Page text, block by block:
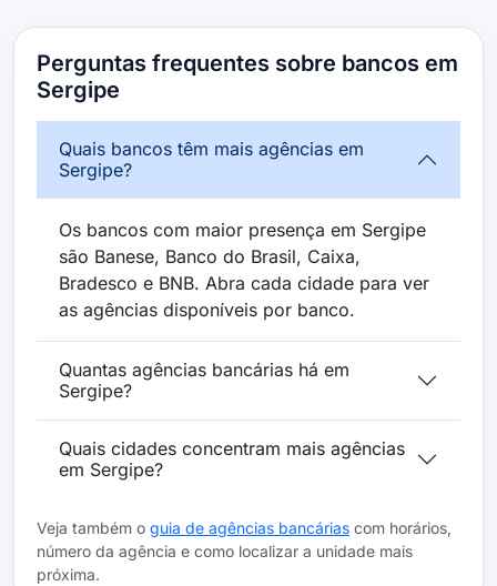
Perguntas frequentes sobre bancos em
Sergipe
Quais bancos têm mais agências em
Sergipe?
Os bancos com maior presença em Sergipe
são Banese, Banco do Brasil, Caixa,
Bradesco e BNB. Abra cada cidade para ver
as agências disponíveis por banco.
Quantas agências bancárias há em
Sergipe?
Quais cidades concentram mais agências
em Sergipe?
Veja também o guia de agências bancárias com horários,
número da agência e como localizar a unidade mais
próxima.